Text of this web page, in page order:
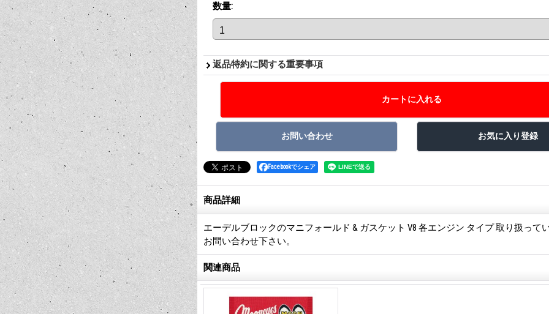
数量:
返品特約に関する重要事項
Facebookでシェア
商品詳細
エーデルブロックのマニフォールド & ガスケット V8 各エンジン タイプ 取り扱って
お問い合わせ下さい。
関連商品